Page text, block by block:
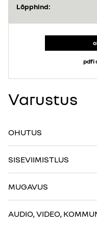
Lõpphind:
pdfi
Varustus
OHUTUS
SISEVIIMISTLUS
MUGAVUS
AUDIO, VIDEO,